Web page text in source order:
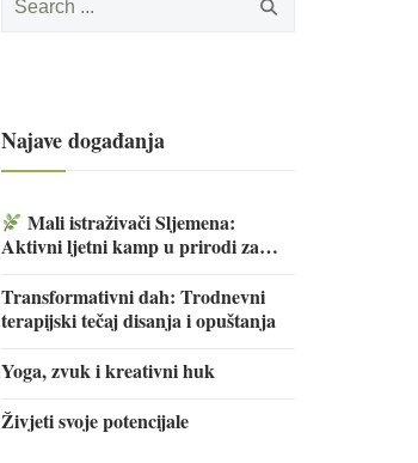
for:
Najave događanja
Mali istraživači Sljemena:
Aktivni ljetni kamp u prirodi za
Transformativni dah: Trodnevni
terapijski tečaj disanja i opuštanja
Yoga, zvuk i kreativni huk
Živjeti svoje potencijale